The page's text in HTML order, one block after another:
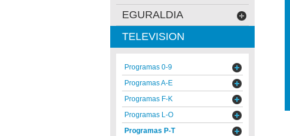
EGURALDIA
TELEVISION
Programas 0-9
Programas A-E
Programas F-K
Programas L-O
Programas P-T